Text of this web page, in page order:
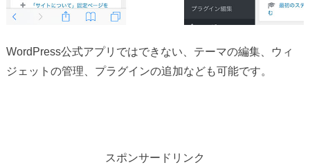
WordPress公式アプリではできない、テーマの編集、ウィ
ジェットの管理、プラグインの追加なども可能です。
スポンサードリンク